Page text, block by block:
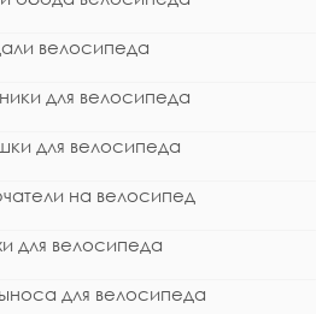
велосипеда
для велосипеда
для велосипеда
на велосипед
для велосипеда
для велосипеда